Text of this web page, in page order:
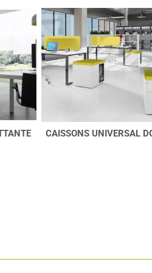
CAISSONS UNIVERSAL DOUBLE 640